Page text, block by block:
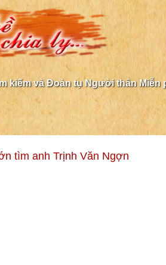
kiếm và Đoàn tụ Người thân Miễn
tìm anh Trịnh Văn Ngợn